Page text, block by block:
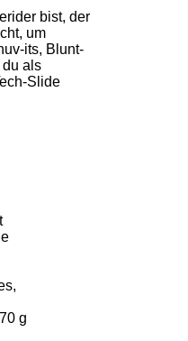
bist, der
um
its, Blunt-
als
Slide
g